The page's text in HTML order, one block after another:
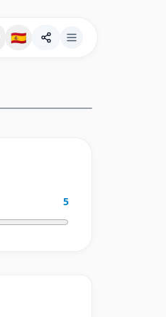
🇪🇸
5